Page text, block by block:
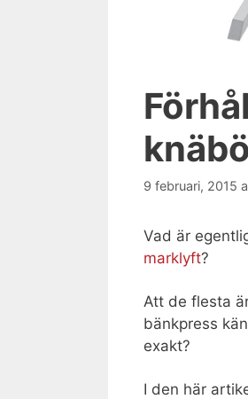
9 februari, 2015
Vad är
marklyft?
Att de flesta
bänkpress
exakt?
I den här